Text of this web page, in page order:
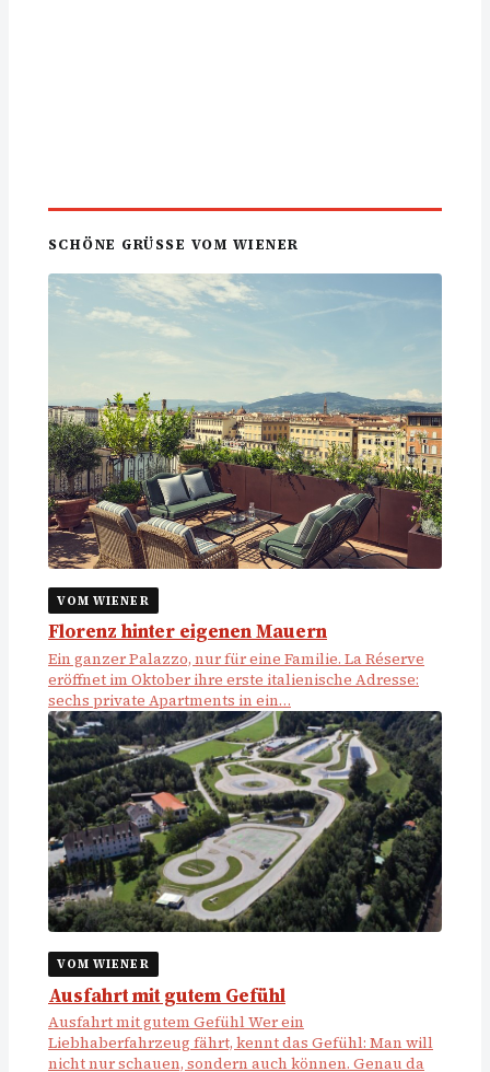
SCHÖNE GRÜSSE VOM WIENER
VOM WIENER
Florenz hinter eigenen Mauern
Ein ganzer Palazzo, nur für eine Familie. La Réserve
eröffnet im Oktober ihre erste italienische Adresse:
sechs private Apartments in ein…
VOM WIENER
Ausfahrt mit gutem Gefühl
Ausfahrt mit gutem Gefühl Wer ein
Liebhaberfahrzeug fährt, kennt das Gefühl: Man will
nicht nur schauen, sondern auch können. Genau da